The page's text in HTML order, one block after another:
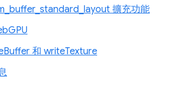
擴充功能
和 writeTexture